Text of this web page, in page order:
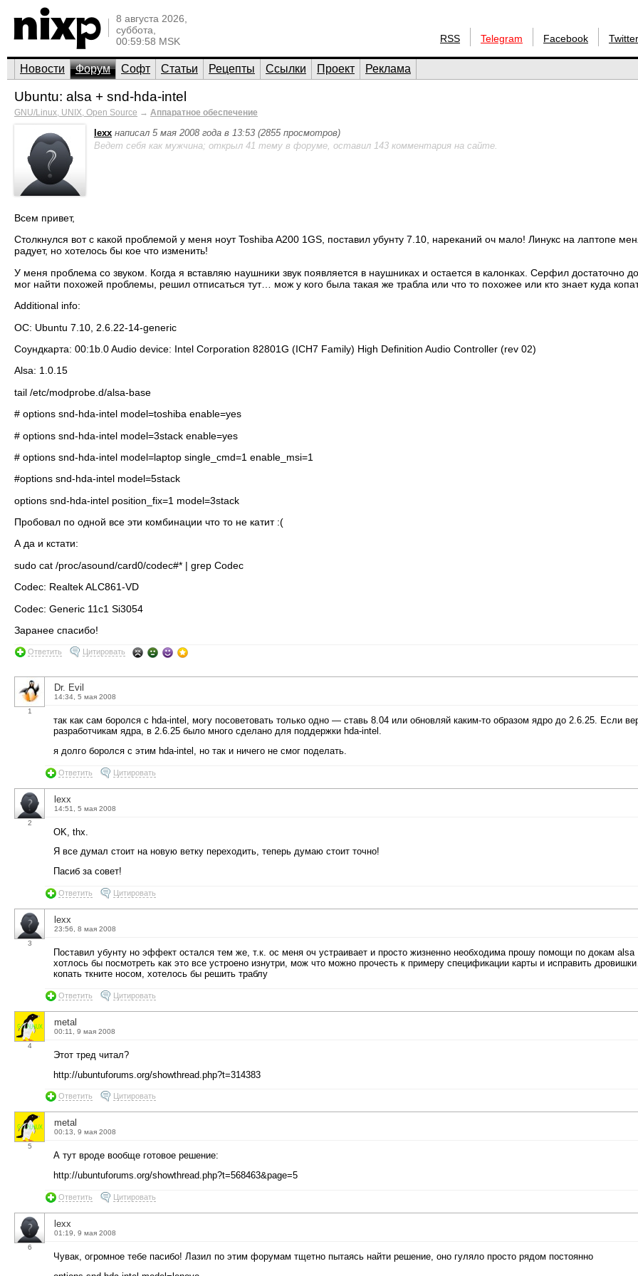
8 августа 2026,
суббота,
00:59:58 MSK
RSS Telegram Facebook Twitter
Новости Форум Софт Статьи Рецепты Ссылки Проект Реклама
Ubuntu: alsa + snd-hda-intel
GNU/Linux, UNIX, Open Source → Аппаратное обеспечение
lexx написал 5 мая 2008 года в 13:53 (2855 просмотров)
Ведет себя как мужчина; открыл 41 тему в форуме, оставил 143 комментария на сайте.
Всем привет,
Столкнулся вот с какой проблемой у меня ноут Toshiba A200 1GS, поставил убунту 7.10, нареканий оч мало! Линукс на лаптопе
радует, но хотелось бы кое что изменить!
У меня проблема со звуком. Когда я вставляю наушники звук появляется в наушниках и остается в калонках. Серфил достаточно
мог найти похожей проблемы, решил отписаться тут… мож у кого была такая же трабла или что то похожее или кто знает куда
Additional info:
ОС: Ubuntu 7.10, 2.6.22-14-generic
Соундкарта: 00:1b.0 Audio device: Intel Corporation 82801G (ICH7 Family) High Definition Audio Controller (rev 02)
Alsa: 1.0.15
tail /etc/modprobe.d/alsa-base
# options snd-hda-intel model=toshiba enable=yes
# options snd-hda-intel model=3stack enable=yes
# options snd-hda-intel model=laptop single_cmd=1 enable_msi=1
#options snd-hda-intel model=5stack
options snd-hda-intel position_fix=1 model=3stack
Пробовал по одной все эти комбинации что то не катит :(
А да и кстати:
sudo cat /proc/asound/card0/codec#* | grep Codec
Codec: Realtek ALC861-VD
Codec: Generic 11c1 Si3054
Заранее спасибо!
Ответить Цитировать
1
Dr. Evil
14:34, 5 мая 2008
так как сам боролся с hda-intel, могу посоветовать только одно — ставь 8.04 или обновляй каким-то образом ядро до 2.6.25. Если
разработчикам ядра, в 2.6.25 было много сделано для поддержки hda-intel.
я долго боролся с этим hda-intel, но так и ничего не смог поделать.
Ответить Цитировать
2
lexx
14:51, 5 мая 2008
OK, thx.
Я все думал стоит на новую ветку переходить, теперь думаю стоит точно!
Пасиб за совет!
Ответить Цитировать
3
lexx
23:56, 8 мая 2008
Поставил убунту но эффект остался тем же, т.к. ос меня оч устраивает и просто жизненно необходима прошу помощи по докам alsa
хотлось бы посмотреть как это все устроено изнутри, мож что можно прочесть к примеру спецификации карты и исправить
копать ткните носом, хотелось бы решить траблу
Ответить Цитировать
4
metal
00:11, 9 мая 2008
Этот тред читал?
http://ubuntuforums.org/showthread.php?t=314383
Ответить Цитировать
5
metal
00:13, 9 мая 2008
А тут вроде вообще готовое решение:
http://ubuntuforums.org/showthread.php?t=568463&page=5
Ответить Цитировать
6
lexx
01:19, 9 мая 2008
Чувак, огромное тебе пасибо! Лазил по этим форумам тщетно пытаясь найти решение, оно гуляло просто рядом постоянно